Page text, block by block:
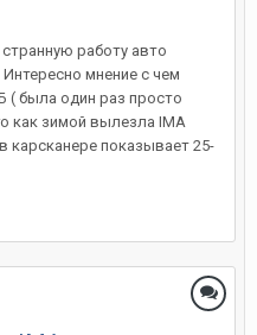
работу авто
мнение с чем
была один раз просто
как зимой вылезла IMA
карсканере показывает 25-